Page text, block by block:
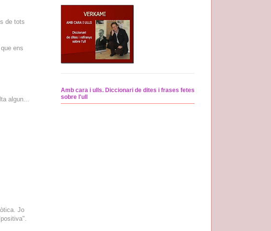
de tots
ens
algun...
Jo
Amb cara i ulls. Diccionari de dites i frases fetes
sobre l'ull